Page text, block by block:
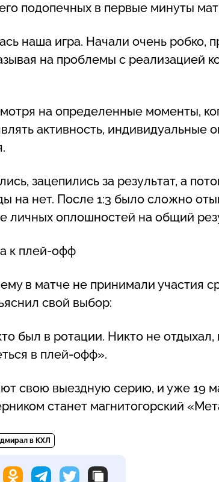
подопечных в первые минуты
наша игра. Начали очень робко,
на проблемы с реализацией
на определенные моменты,
активность, индивидуальные
зацепились за результат, а
на нет. После 1:3 было сложно
личных оплошностей на общий
к плей-офф
в матче не принимали участия
свой выбор:
был в ротации. Никто не
в плей-офф».
свою выездную серию, и уже 19
станет магнитогорский
в КХЛ